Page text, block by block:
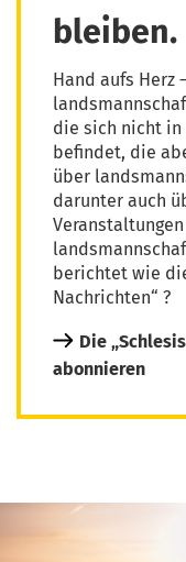
bleiben.
Hand aufs Herz
die sich nicht in
befindet, die
über
darunter auch
berichtet wie
Nachrichten“ ?
Die
abonnieren